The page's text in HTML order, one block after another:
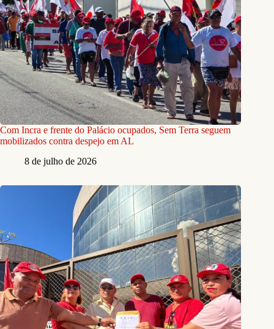
Com Incra e frente do Palácio ocupados, Sem Terra seguem
mobilizados contra despejo em AL
8 de julho de 2026